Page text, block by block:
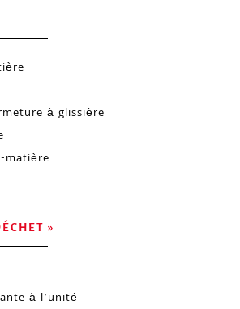
à glissière
matière
»
à l’unité